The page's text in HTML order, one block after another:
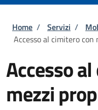
Briciole di
Home / Servizi /
Accesso al cimitero con
Accesso
mezzi